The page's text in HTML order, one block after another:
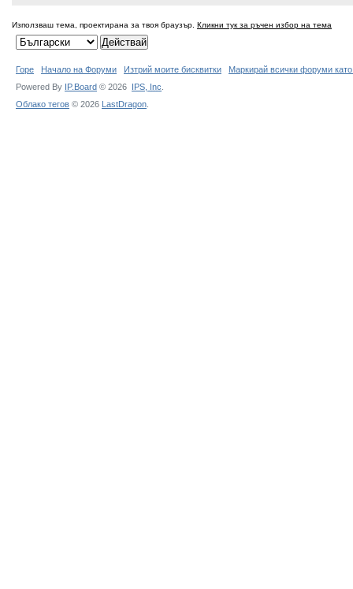
Използваш тема, проектирана за твоя браузър. Кликни тук за ръчен избор на тема
Горе Начало на Форуми Изтрий моите бисквитки
Маркирай всички форуми
Powered By IP.Board © 2026 IPS, Inc
Облако тегов © 2026 LastDragon